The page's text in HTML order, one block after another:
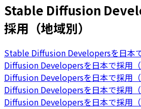
Stable Diffusion
採用（地域別）
Stable Diffusion Developersを日本
Diffusion Developersを日本で採用（
Diffusion Developersを日本で採用（
Diffusion Developersを日本で採用（
Diffusion Developersを日本で採用（